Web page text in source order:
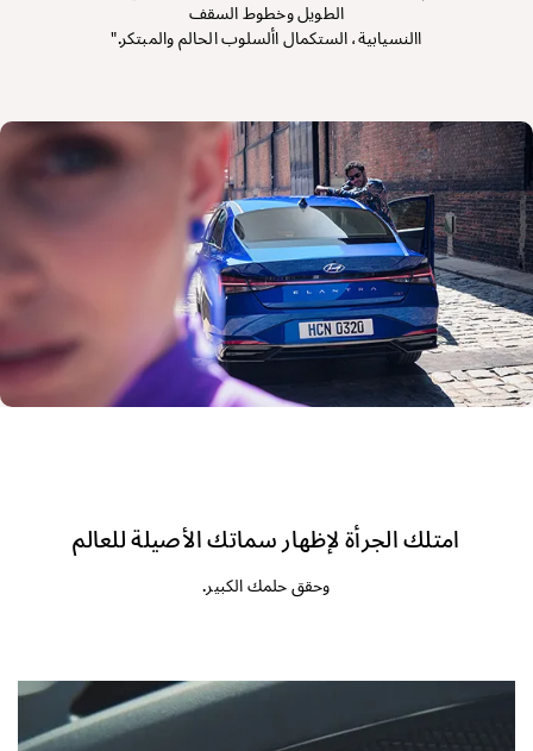
الطويل وخطوط السقف
االنسيابية، الستكمال األسلوب الحالم والمبتكر."
امتلك الجرأة لإظهار سماتك الأصيلة للعالم
وحقق حلمك الكبير.